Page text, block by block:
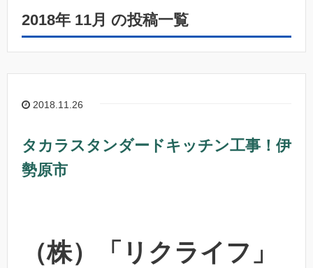
2018年 11月 の投稿一覧
2018.11.26
タカラスタンダードキッチン工事！伊
勢原市
（株）「リクライフ」